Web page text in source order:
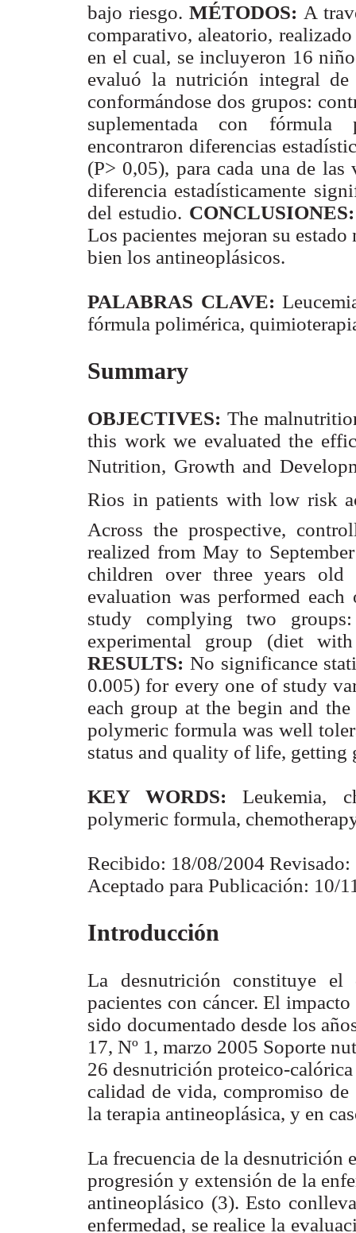
bajo riesgo. MÉTODOS: A
comparativo, aleatorio,
en el cual, se incluyeron 16
evaluó la nutrición integral
conformándose dos grupos:
suplementada con fórmula
encontraron diferencias
(P> 0,05), para cada una de las
diferencia estadísticamente
del estudio.
Los pacientes mejoran su
bien los antineoplásicos.
PALABRAS CLAVE:
fórmula polimérica,
Summary
OBJECTIVES: The
this work we evaluated the
Nutrition, Growth and
Rios in patients with low risk
Across the prospective,
realized from May to
children over three years
evaluation was performed
study complying two
experimental group (diet
RESULTS: No significance
0.005) for every one of study
each group at the begin and
polymeric formula was well
status and quality of life, getting
KEY WORDS:Leukemia,
polymeric formula,
Recibido: 18/08/2004
Aceptado para Publicación: 10/
Introducción
La desnutrición constituye el
pacientes con cáncer. El
sido documentado desde los
17, Nº 1, marzo 2005 Soporte
26 desnutrición proteico-
calidad de vida, compromiso
la terapia antineoplásica, y en
La frecuencia de la desnutrición
progresión y extensión de la
antineoplásico (3). Esto
enfermedad, se realice la